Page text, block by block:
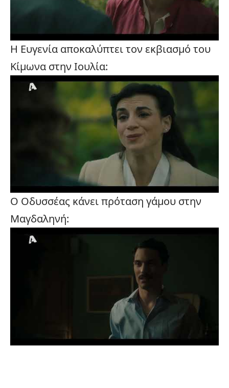
Η Ευγενία αποκαλύπτει τον εκβιασμό του
Κίμωνα στην Ιουλία:
Ο Οδυσσέας κάνει πρόταση γάμου στην
Μαγδαληνή: